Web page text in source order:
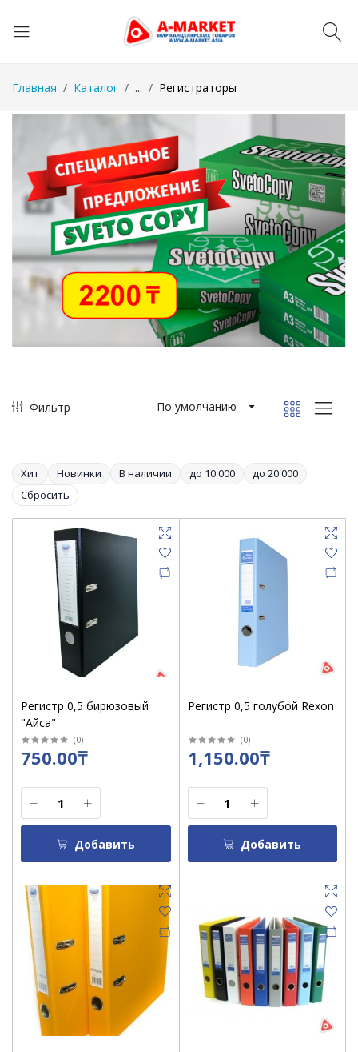
Главная Каталог ... Регистраторы
Фильтр По умолчанию
Хит Новинки В наличии до 10 000
до 20 000
Сбросить
Регистр 0,5 бирюзовый
"Айса"
(0)
750.00₸
Добавить
Регистр 0,5 голубой Rexon
(0)
1,150.00₸
Добавить